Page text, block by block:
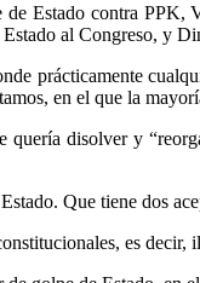
Estado contra PPK,
al Congreso, y
prácticamente
en el que la
disolver y
Que tiene dos
es decir,